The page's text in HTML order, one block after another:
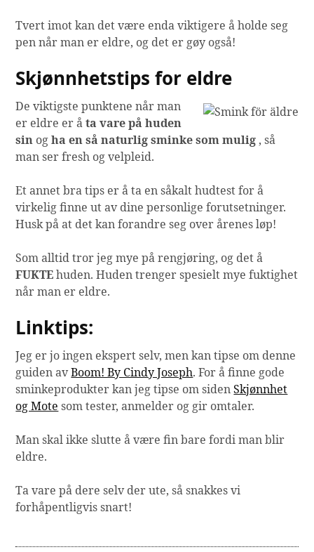
Tvert imot kan det være enda viktigere å holde seg
pen når man er eldre, og det er gøy også!
Skjønnhetstips for eldre
De viktigste punktene når man
er eldre er åta vare på huden
sin ogha en så naturlig sminke som mulig , så
man ser fresh og velpleid.
Et annet bra tips er å ta en såkalt hudtest for å
virkelig finne ut av dine personlige forutsetninger.
Husk på at det kan forandre seg over årenes løp!
Som alltid tror jeg mye på rengjøring, og det å
FUKTEhuden. Huden trenger spesielt mye fuktighet
når man er eldre.
Linktips:
Jeg er jo ingen ekspert selv, men kan tipse om denne
guiden avBoom! By Cindy Joseph. For å finne gode
sminkeprodukter kan jeg tipse om sidenSkjønnhet
og Mote som tester, anmelder og gir omtaler.
Man skal ikke slutte å være fin bare fordi man blir
eldre.
Ta vare på dere selv der ute, så snakkes vi
forhåpentligvis snart!